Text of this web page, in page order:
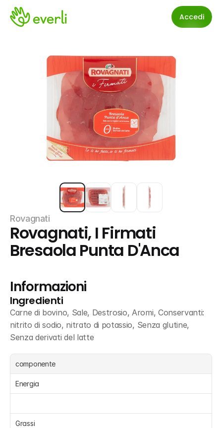
Accedi
Rovagnati
Rovagnati, I Firmati
Bresaola Punta D'Anca
Informazioni
Ingredienti
Carne di bovino, Sale, Destrosio, Aromi, Conservanti:
nitrito di sodio, nitrato di potassio, Senza glutine,
Senza derivati del latte
componente
Energia
Grassi